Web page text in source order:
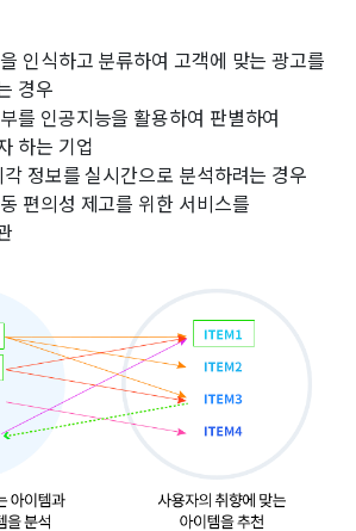
인식하고 분류하여 고객에 맞는 광고를
경우
를 인공지능을 활용하여 판별하여
하는 기업
정보를 실시간으로 분석하려는 경우
편의성 제고를 위한 서비스를